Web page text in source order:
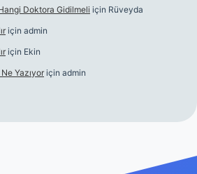
Doktora Gidilmeli için Rüveyda
için admin
için Ekin
Yazıyor için admin